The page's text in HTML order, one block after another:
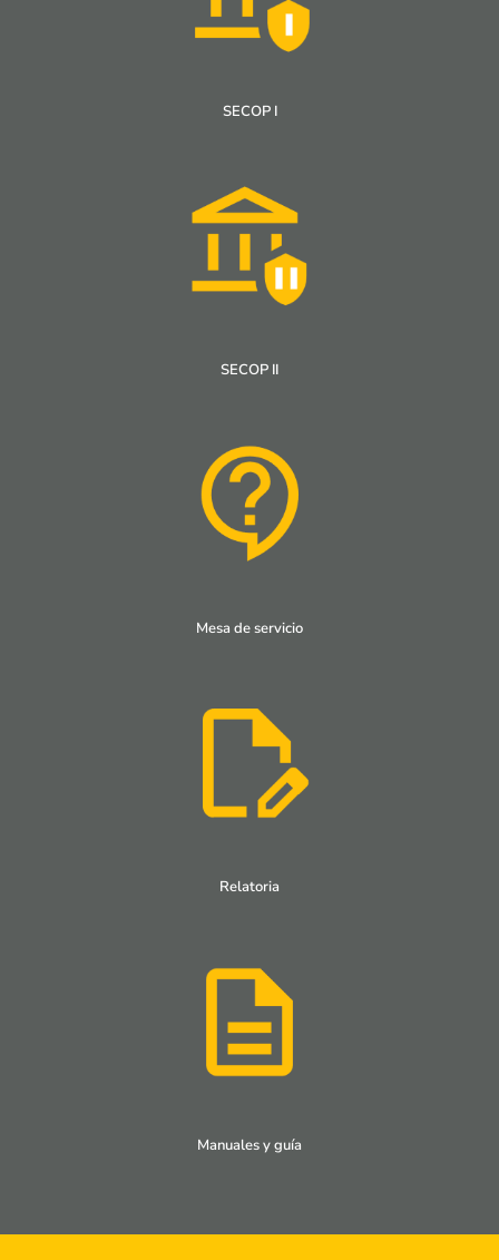
SECOP I
SECOP II
Mesa de servicio
Relatoria
Manuales y guía